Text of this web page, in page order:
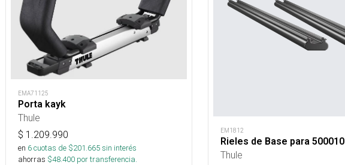
EMA71125
Porta kayk
Thule
$ 1.209.990
en 6cuotas de $201.665sin interés
ahorras $48.400 por transferencia.
EM1812
Rieles de Base para 500010
Thule